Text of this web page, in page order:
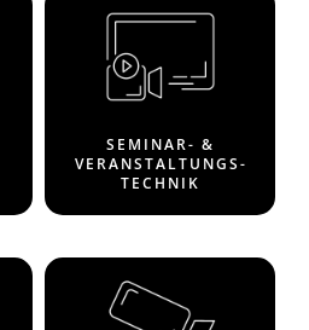
SEMINAR- &
VERANSTAL­TUNGS­
TECHNIK